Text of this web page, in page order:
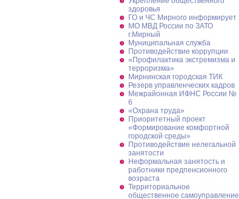
здоровья
ГО и ЧС Мирного информирует
МО МВД России по ЗАТО
г.Мирный
Муниципальная cлужба
Противодействие коррупции
«Профилактика экстремизма и
терроризма»
Мирнинская городская ТИК
Резерв управленческих кадров
Межрайонная ИФНС России №
6
«Охрана труда»
Приоритетный проект
«Формирование комфортной
городской среды»
Противодействие нелегальной
занятости
Неформальная занятость и
работники предпенсионного
возраста
Территориальное
общественное самоуправление